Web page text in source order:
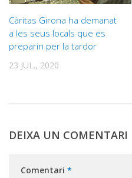
Càritas Girona ha demanat
a les seus locals que es
preparin per la tardor
23 JUL., 2020
DEIXA UN COMENTARI
Comentari *